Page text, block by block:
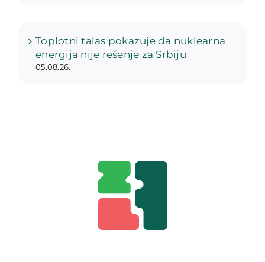
Toplotni talas pokazuje da nuklearna
energija nije rešenje za Srbiju
05.08.26.